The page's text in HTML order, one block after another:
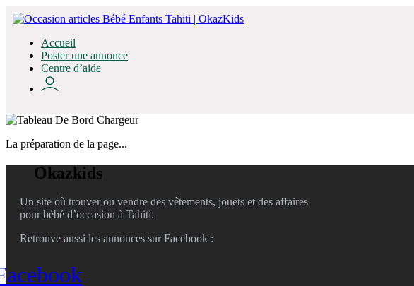
Accueil
Poster une annonce
Centre d’aide
La préparation de la page...
Okazkids
Un site où trouver ou vendre des vêtements, jouets et des affaires
pour bébé d’occasion à Tahiti.
Retrouve aussi les annonces sur Facebook :